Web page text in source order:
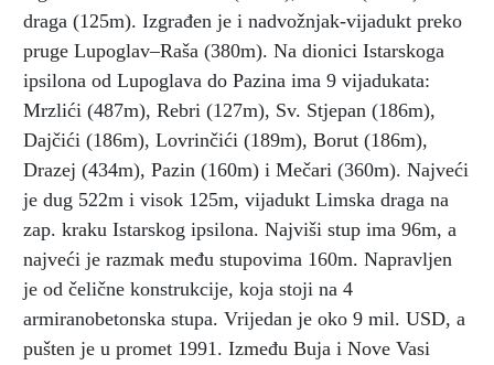
draga (125m). Izgrađen je i nadvožnjak-vijadukt preko
pruge Lupoglav–Raša (380m). Na dionici Istarskoga
ipsilona od Lupoglava do Pazina ima 9 vijadukata:
Mrzlići (487m), Rebri (127m), Sv. Stjepan (186m),
Dajčići (186m), Lovrinčići (189m), Borut (186m),
Drazej (434m), Pazin (160m) i Mečari (360m). Najveći
je dug 522m i visok 125m, vijadukt Limska draga na
zap. kraku Istarskog ipsilona. Najviši stup ima 96m, a
najveći je razmak među stupovima 160m. Napravljen
je od čelične konstrukcije, koja stoji na 4
armiranobetonska stupa. Vrijedan je oko 9 mil. USD, a
pušten je u promet 1991. Između Buja i Nove Vasi